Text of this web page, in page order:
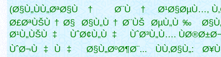
(Ø§Ù„ÙÙ„ØªØ§Ù† Ø¨Ù† Ø¹Ø§ØµÙ…,
Ø£ØªÙŠÙ†Ø§ Ø§Ù„Ù†Ø¨ÙŠ ØµÙ„Ù‰
Ø¹Ù„ÙŠÙ‡ ÙˆØ¢Ù„Ù‡ ÙˆØ³Ù„Ù…. ÙØ®Ø±Ø¬
ÙˆØ¬Ù‡Ù‡ Ø§Ù„ØºØ¶Ø¨... ÙÙ‚Ø§Ù„: